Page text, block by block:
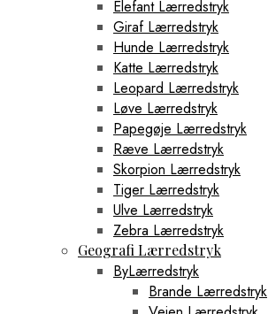
Elefant Lærredstryk
Giraf Lærredstryk
Hunde Lærredstryk
Katte Lærredstryk
Leopard Lærredstryk
Løve Lærredstryk
Papegøje Lærredstryk
Ræve Lærredstryk
Skorpion Lærredstryk
Tiger Lærredstryk
Ulve Lærredstryk
Zebra Lærredstryk
Geografi Lærredstryk
ByLærredstryk
Brande Lærredstryk